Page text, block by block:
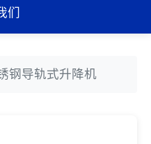
们
钢导轨式升降机